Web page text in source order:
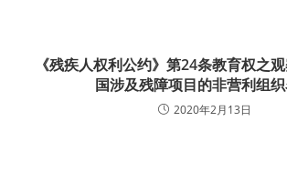
《残疾人权利公约》第24条教育权之
国涉及残障项目的非营利组
2020年2月13日